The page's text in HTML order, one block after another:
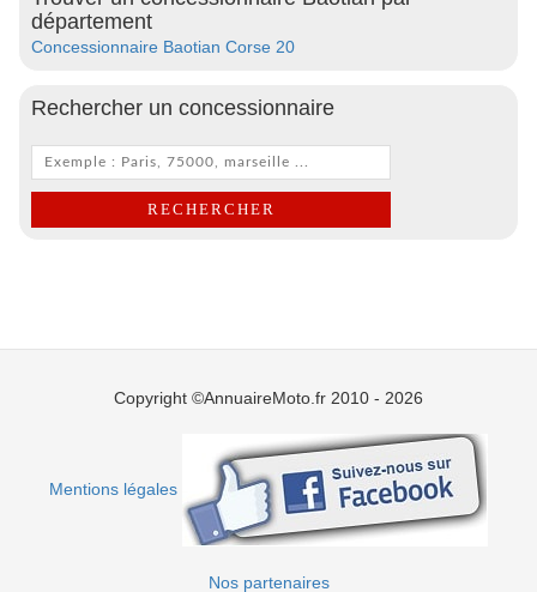
département
Concessionnaire Baotian Corse 20
Rechercher un concessionnaire
Copyright ©AnnuaireMoto.fr 2010 - 2026
Mentions légales
Nos partenaires